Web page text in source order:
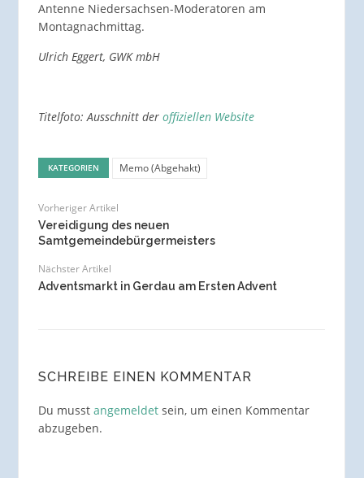
Antenne Niedersachsen-Moderatoren am
Montagnachmittag.
Ulrich Eggert, GWK mbH
Titelfoto: Ausschnitt der offiziellen Website
KATEGORIEN Memo (Abgehakt)
Vorheriger Artikel
Vereidigung des neuen
Samtgemeindebürgermeisters
Nächster Artikel
Adventsmarkt in Gerdau am Ersten Advent
SCHREIBE EINEN KOMMENTAR
Du musst angemeldetsein, um einen Kommentar
abzugeben.